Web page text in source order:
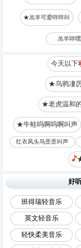
★羔羊可爱咩咩叫
羔羊咩
今天以下
★乌鸦凄
★老虎温和
★牛蛙呜啊呜啊叫声
红衣凤头鸟歪歪叫声
好
班得瑞轻音乐
英文轻音乐
轻快柔美音乐